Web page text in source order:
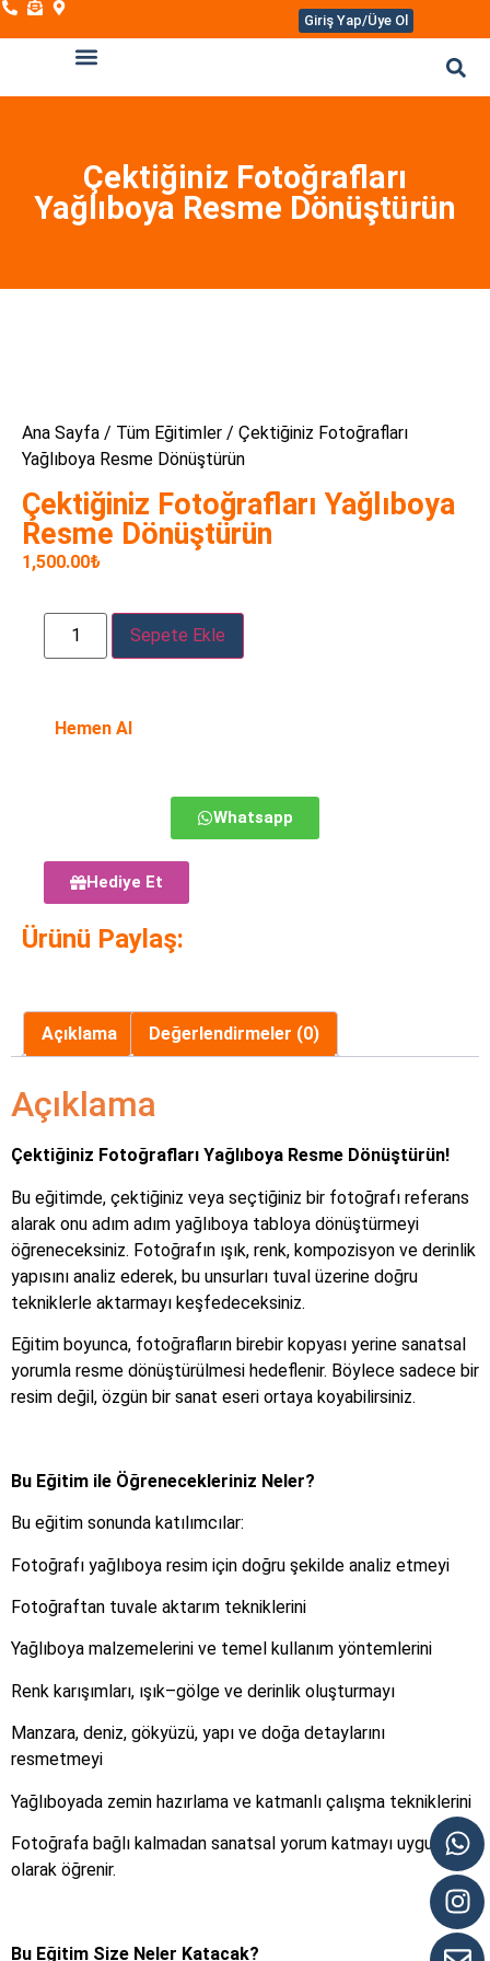
Giriş Yap/Üye Ol
Çektiğiniz Fotoğrafları
Yağlıboya Resme Dönüştürün
Ana Sayfa / Tüm Eğitimler / Çektiğiniz Fotoğrafları
Yağlıboya Resme Dönüştürün
Çektiğiniz Fotoğrafları Yağlıboya
Resme Dönüştürün
1,500.00₺
Sepete Ekle
Hemen Al
Whatsapp
Hediye Et
Ürünü Paylaş:
Açıklama Değerlendirmeler (0)
Açıklama
Çektiğiniz Fotoğrafları Yağlıboya Resme Dönüştürün!
Bu eğitimde, çektiğiniz veya seçtiğiniz bir fotoğrafı referans
alarak onu adım adım yağlıboya tabloya dönüştürmeyi
öğreneceksiniz. Fotoğrafın ışık, renk, kompozisyon ve derinlik
yapısını analiz ederek, bu unsurları tuval üzerine doğru
tekniklerle aktarmayı keşfedeceksiniz.
Eğitim boyunca, fotoğrafların birebir kopyası yerine sanatsal
yorumla resme dönüştürülmesi hedeflenir. Böylece sadece bir
resim değil, özgün bir sanat eseri ortaya koyabilirsiniz.
Bu Eğitim ile Öğrenecekleriniz Neler?
Bu eğitim sonunda katılımcılar:
Fotoğrafı yağlıboya resim için doğru şekilde analiz etmeyi
Fotoğraftan tuvale aktarım tekniklerini
Yağlıboya malzemelerini ve temel kullanım yöntemlerini
Renk karışımları, ışık–gölge ve derinlik oluşturmayı
Manzara, deniz, gökyüzü, yapı ve doğa detaylarını
resmetmeyi
Yağlıboyada zemin hazırlama ve katmanlı çalışma tekniklerini
Fotoğrafa bağlı kalmadan sanatsal yorum katmayı uygulamalı
olarak öğrenir.
Bu Eğitim Size Neler Katacak?